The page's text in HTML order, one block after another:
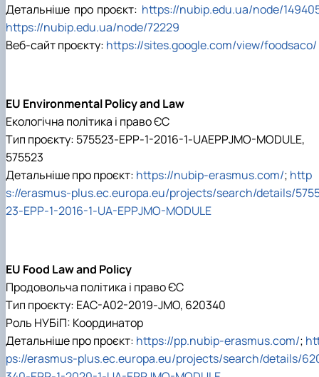
Детальніше про проєкт: https://nubip.edu.ua/node/
https://nubip.edu.ua/node/72229
Веб-сайт проєкту: https://sites.google.com/view/foodsaco/
EU Environmental Policy and Law
Екологічна політика і право ЄС
Тип проєкту: 575523-EPP-1-2016-1-UAEPPJMO-MODULE,
575523
Детальніше про проєкт: https://nubip-erasmus.com/; http
s://erasmus-plus.ec.europa.eu/projects/search/details/
23-EPP-1-2016-1-UA-EPPJMO-MODULE
EU Food Law and Policy
Продовольча політика і право ЄС
Тип проєкту: EAC-A02-2019-JMO, 620340
Роль НУБіП: Координатор
Детальніше про проєкт: https://pp.nubip-erasmus.com/;
ps://erasmus-plus.ec.europa.eu/projects/search/details/